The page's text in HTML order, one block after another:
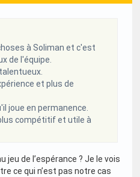
à Soliman et c'est
de l'équipe.
et plus de
joue en permanence.
compétitif et utile à
jeu de l’espérance ? Je le vois
ce qui n’est pas notre cas